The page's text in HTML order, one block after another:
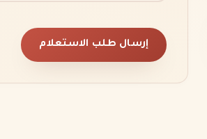
إرسال طلب الاستعلام